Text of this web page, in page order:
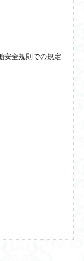
安全規則での規定